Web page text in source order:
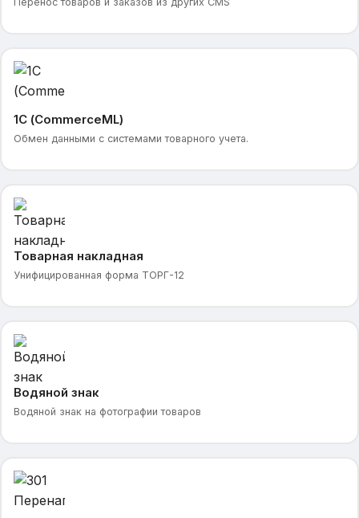
1С (CommerceML)
Обмен данными с системами товарного учета.
Товарная накладная
Унифицированная форма ТОРГ-12
Водяной знак
Водяной знак на фотографии товаров